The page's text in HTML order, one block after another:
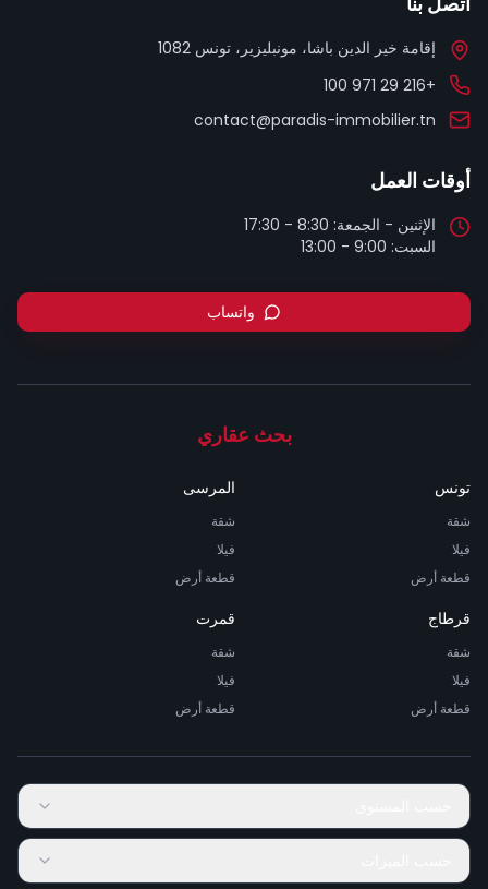
إقامة خير الدين باشا، مونبليزير، تونس 1082
+216 29 971 100
contact@paradis-immobilier.tn
أوقات العمل
السبت: 9:00 - 13:00
واتساب
بحث عقاري
تونس
شقة
فيلا
قطعة أرض
المرسى
شقة
فيلا
قطعة أرض
قرطاج
شقة
فيلا
قطعة أرض
قمرت
شقة
فيلا
قطعة أرض